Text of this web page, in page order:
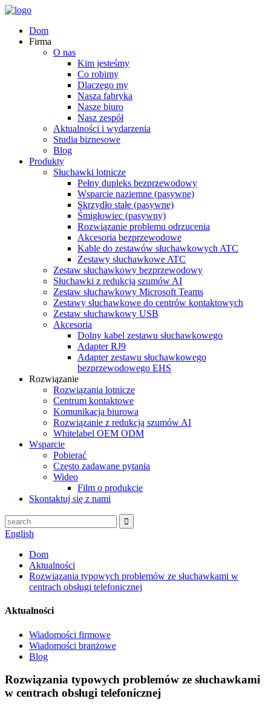
Dom
Firma
O nas
Kim jesteśmy
Co robimy
Dlaczego my
Nasza fabryka
Nasze biuro
Nasz zespół
Aktualności i wydarzenia
Studia biznesowe
Blog
Produkty
Słuchawki lotnicze
Pełny dupleks bezprzewodowy
Wsparcie naziemne (pasywne)
Skrzydło stałe (pasywne)
Śmigłowiec (pasywny)
Rozwiązanie problemu odrzucenia
Akcesoria bezprzewodowe
Kable do zestawów słuchawkowych ATC
Zestawy słuchawkowe ATC
Zestaw słuchawkowy bezprzewodowy
Słuchawki z redukcją szumów AI
Zestaw słuchawkowy Microsoft Teams
Zestawy słuchawkowe do centrów kontaktowych
Zestaw słuchawkowy USB
Akcesoria
Dolny kabel zestawu słuchawkowego
Adapter RJ9
Adapter zestawu słuchawkowego
bezprzewodowego EHS
Rozwiązanie
Rozwiązania lotnicze
Centrum kontaktowe
Komunikacja biurowa
Rozwiązanie z redukcją szumów AI
Whitelabel OEM ODM
Wsparcie
Pobierać
Często zadawane pytania
Wideo
Film o produkcie
Skontaktuj się z nami
English
Dom
Aktualności
Rozwiązania typowych problemów ze słuchawkami w
centrach obsługi telefonicznej
Aktualności
Wiadomości firmowe
Wiadomości branżowe
Blog
Rozwiązania typowych problemów ze słuchawkami
w centrach obsługi telefonicznej